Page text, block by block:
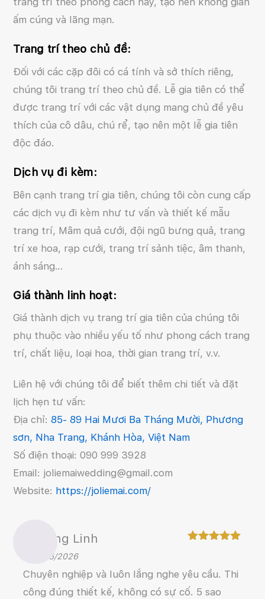
ấm cúng và lãng mạn.
Trang trí theo chủ đề:
Đối với các cặp đôi có cá tính và sở thích riêng,
chúng tôi trang trí theo chủ đề. Lễ gia tiên có thể
được trang trí với các vật dụng mang chủ đề yêu
thích của cô dâu, chú rể, tạo nên một lễ gia tiên
độc đáo.
Dịch vụ đi kèm:
Bên cạnh trang trí gia tiên, chúng tôi còn cung cấp
các dịch vụ đi kèm như tư vấn và thiết kế mẫu
trang trí, Mâm quả cưới, đội ngũ bưng quả, trang
trí xe hoa, rạp cưới, trang trí sảnh tiệc, âm thanh,
ánh sáng…
Giá thành linh hoạt:
Giá thành dịch vụ trang trí gia tiên của chúng tôi
phụ thuộc vào nhiều yếu tố như phong cách trang
trí, chất liệu, loại hoa, thời gian trang trí, v.v.
Liên hệ với chúng tôi để biết thêm chi tiết và đặt
lịch hẹn tư vấn:
Địa chỉ:85- 89 Hai Mươi Ba Tháng Mười, Phương
sơn, Nha Trang, Khánh Hòa, Việt Nam
Số điện thoại: 090 999 3928
Email: joliemaiwedding@gmail.com
Website: https://joliemai.com/
Phương Linh
26/06/2026
Chuyên nghiệp và luôn lắng nghe yêu cầu. Thi
công đúng thiết kế, không có sự cố. 5 sao